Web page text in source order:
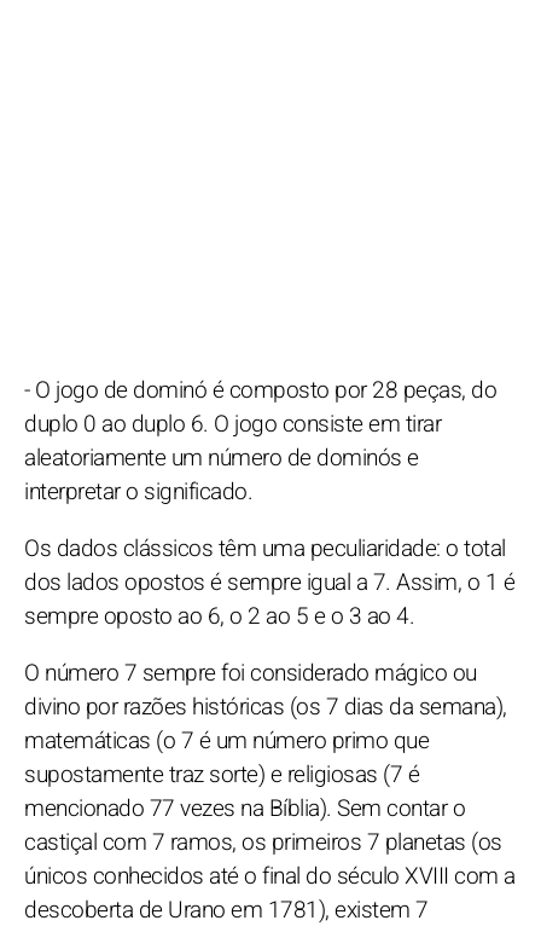
- O jogo de dominó é composto por 28 peças, do
duplo 0 ao duplo 6. O jogo consiste em tirar
aleatoriamente um número de dominós e
interpretar o significado.
Os dados clássicos têm uma peculiaridade: o total
dos lados opostos é sempre igual a 7. Assim, o 1 é
sempre oposto ao 6, o 2 ao 5 e o 3 ao 4.
O número 7 sempre foi considerado mágico ou
divino por razões históricas (os 7 dias da semana),
matemáticas (o 7 é um número primo que
supostamente traz sorte) e religiosas (7 é
mencionado 77 vezes na Bíblia). Sem contar o
castiçal com 7 ramos, os primeiros 7 planetas (os
únicos conhecidos até o final do século XVIII com a
descoberta de Urano em 1781), existem 7